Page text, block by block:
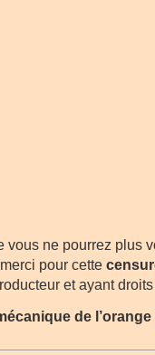
vous ne pourrez plus
pour cette
et ayant
de